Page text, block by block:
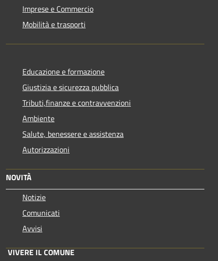
Imprese e Commercio
Mobilità e trasporti
Educazione e formazione
Giustizia e sicurezza pubblica
Tributi,finanze e contravvenzioni
Ambiente
Salute, benessere e assistenza
Autorizzazioni
NOVITÀ
Notizie
Comunicati
Avvisi
VIVERE IL COMUNE